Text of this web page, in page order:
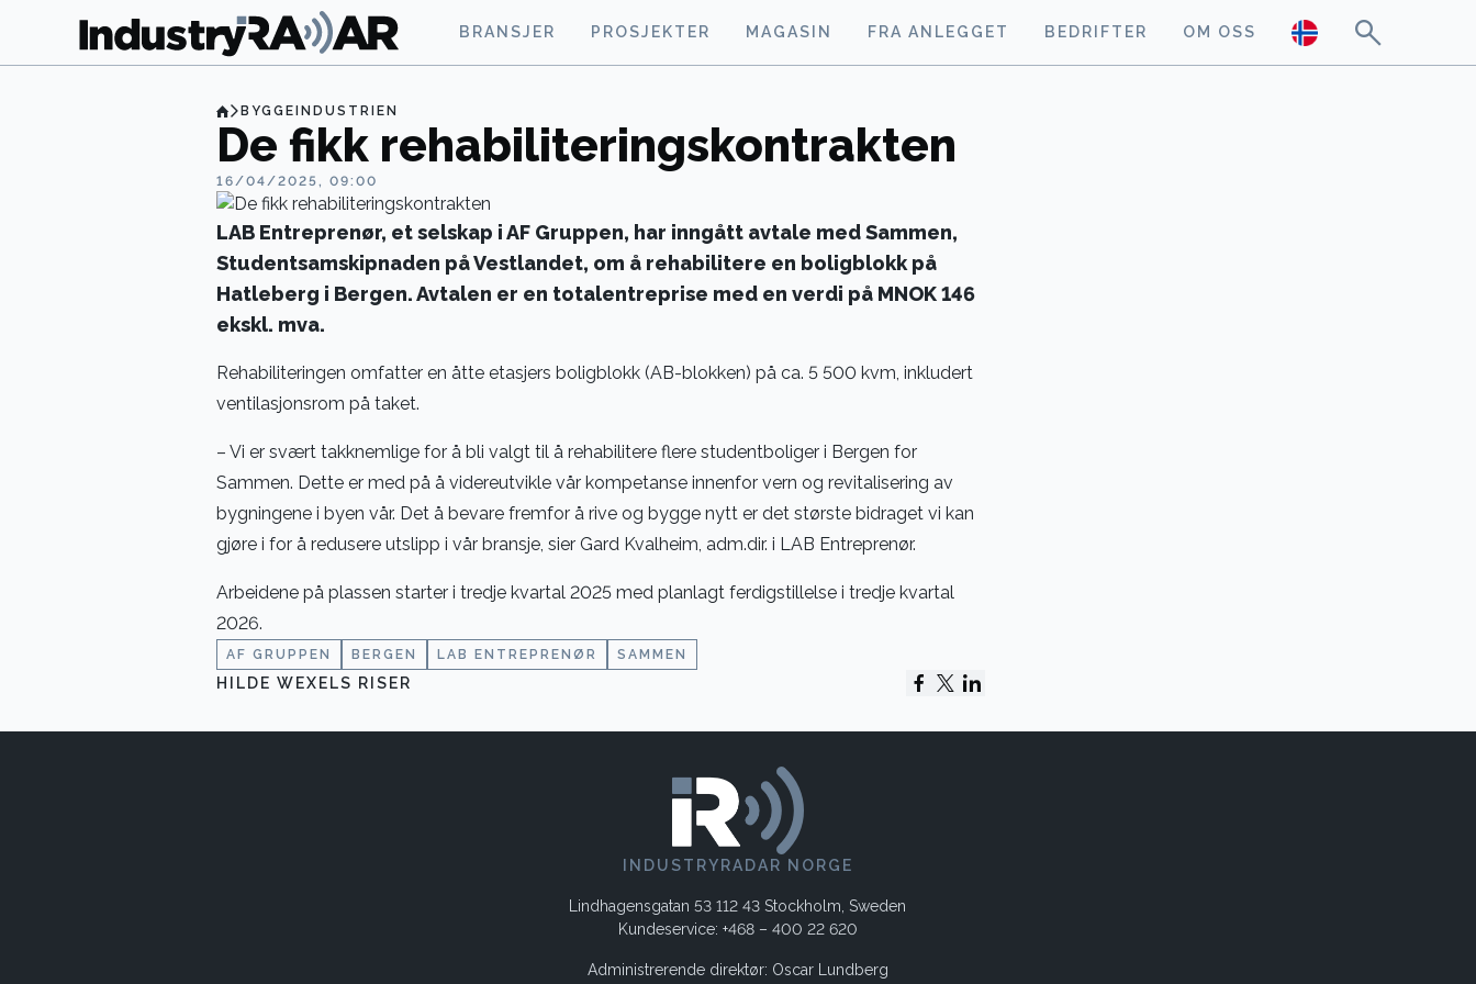
BRANSJER PROSJEKTER MAGASIN FRA ANLEGGET BEDRIFTER OM OSS
BYGGEINDUSTRIEN
De fikk rehabiliteringskontrakten
16/04/2025, 09:00
LAB Entreprenør, et selskap i AF Gruppen, har inngått avtale med Sammen,
Studentsamskipnaden på Vestlandet, om å rehabilitere en boligblokk på
Hatleberg i Bergen. Avtalen er en totalentreprise med en verdi på MNOK 146
ekskl. mva.
Rehabiliteringen omfatter en åtte etasjers boligblokk (AB-blokken) på ca. 5 500 kvm, inkludert
ventilasjonsrom på taket.
– Vi er svært takknemlige for å bli valgt til å rehabilitere flere studentboliger i Bergen for
Sammen. Dette er med på å videreutvikle vår kompetanse innenfor vern og revitalisering av
bygningene i byen vår. Det å bevare fremfor å rive og bygge nytt er det største bidraget vi kan
gjøre i for å redusere utslipp i vår bransje, sier Gard Kvalheim, adm.dir. i LAB Entreprenør.
Arbeidene på plassen starter i tredje kvartal 2025 med planlagt ferdigstillelse i tredje kvartal
2026.
AF GRUPPEN BERGEN LAB ENTREPRENØR SAMMEN
HILDE WEXELS RISER
INDUSTRYRADAR NORGE
Lindhagensgatan 53 112 43 Stockholm, Sweden
Kundeservice: +468 – 400 22 620
Administrerende direktør: Oscar Lundberg